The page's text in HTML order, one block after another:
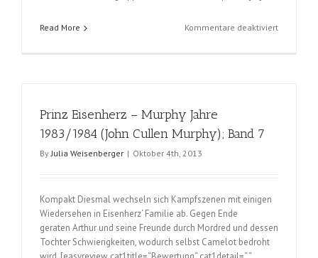
Read More Kommentare deaktiviertfür
Prinz Eisenherz – Murphy Jahre
1983/1984 (John Cullen Murphy); Band 7
ByJulia Weisenberger | Oktober 4th, 2013
Kompakt Diesmal wechseln sich Kampfszenen mit einigen
Wiedersehen in Eisenherz‘ Familie ab. Gegen Ende
geraten Arthur und seine Freunde durch Mordred und dessen
Tochter Schwierigkeiten, wodurch selbst Camelot bedroht